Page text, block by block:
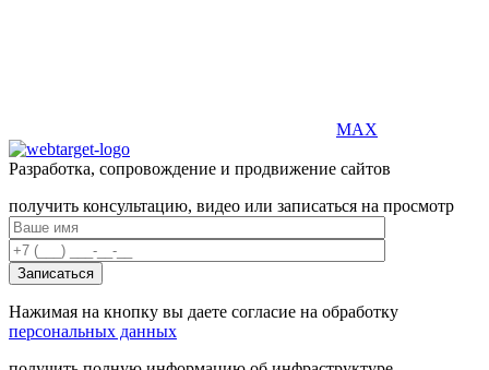
MAX
Разработка, сопровождение и продвижение сайтов
получить консультацию, видео или записаться на просмотр
Нажимая на кнопку вы даете согласие на обработку
персональных данных